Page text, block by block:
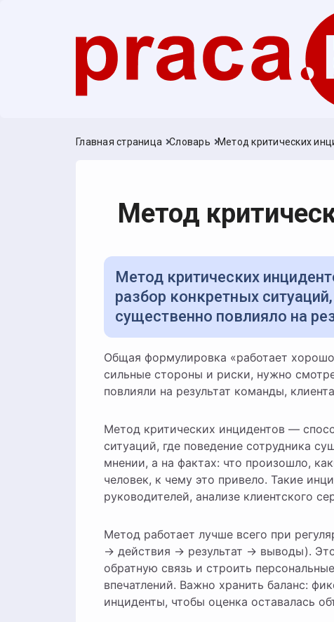
Главная страница Словарь Метод критических
Метод
Метод критических инцидентов — способ оценки компетенций через
разбор конкретных
существенно повлияло на
Общая формулировка «работает хорошо» мало помогает в управлении. Чтобы понять
сильные стороны и риски, нужно
повлияли на результат команды,
Метод критических инцидентов —
ситуаций, где поведение сотрудника
мнении, а на фактах: что произошло,
человек, к чему это привело. Такие
руководителей, анализе клиентского
Метод работает лучше всего при
→ действия → результат → выводы).
обратную связь и строить
впечатлений. Важно хранить баланс:
инциденты, чтобы оценка оставалась